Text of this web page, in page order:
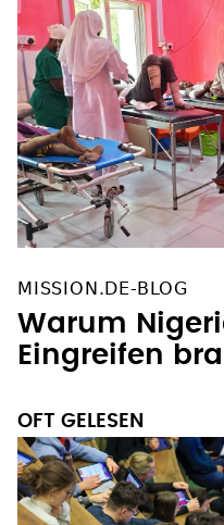
MISSION.DE-BLOG
Warum
Eingreifen
OFT GELESEN